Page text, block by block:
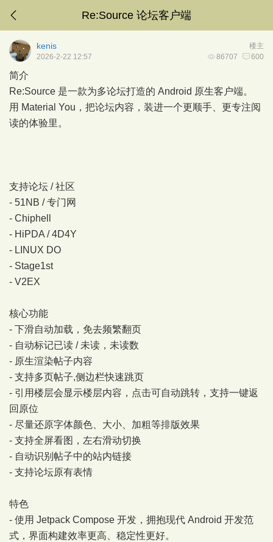
Re:Source 论坛客户端
楼主
kenis
86707 600
2026-2-22 12:57
简介
Re:Source 是一款为多论坛打造的 Android 原生客户端。
用 Material You，把论坛内容，装进一个更顺手、更专注阅
读的体验里。
支持论坛 / 社区
- 51NB / 专门网
- Chiphell
- HiPDA / 4D4Y
- LINUX DO
- Stage1st
- V2EX
核心功能
- 下滑自动加载，免去频繁翻页
- 自动标记已读 / 未读，未读数
- 原生渲染帖子内容
- 支持多页帖子,侧边栏快速跳页
- 引用楼层会显示楼层内容，点击可自动跳转，支持一键返
回原位
- 尽量还原字体颜色、大小、加粗等排版效果
- 支持全屏看图，左右滑动切换
- 自动识别帖子中的站内链接
- 支持论坛原有表情
特色
- 使用 Jetpack Compose 开发，拥抱现代 Android 开发范
式，界面构建效率更高、稳定性更好。